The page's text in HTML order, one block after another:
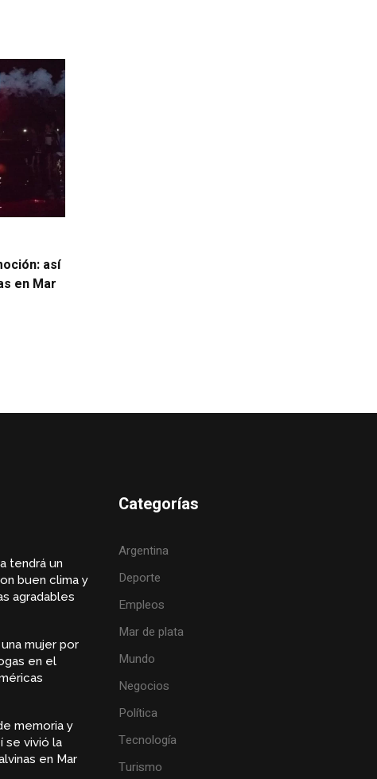
así
en Mar
tendrá un
buen clima y
agradables
mujer por
en el
memoria y
se vivió la
en Mar
Categorías
Argentina
Deporte
Empleos
Mar de plata
Mundo
Negocios
Política
Tecnología
Turismo